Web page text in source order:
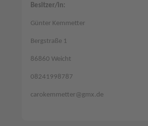
Besitzer/in:
Günter Kemmetter
Bergstraße 1
86860 Weicht
08241998787
carokemmetter@gmx.de